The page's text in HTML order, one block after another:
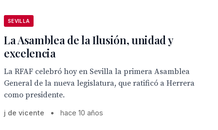
SEVILLA
La Asamblea de la Ilusión, unidad y
excelencia
La RFAF celebró hoy en Sevilla la primera Asamblea
General de la nueva legislatura, que ratificó a Herrera
como presidente.
j de vicente • hace 10 años